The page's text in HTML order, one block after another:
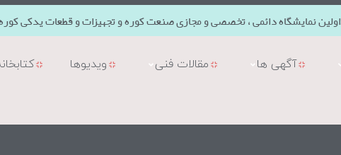
اولین نمایشگاه دائمی ، تخصصی و مجازی صنعت کوره و تجهیزات و قطعات یدکی
آگهی ها مقالات فنی ویدیوها